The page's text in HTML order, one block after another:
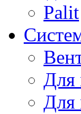
Palit
Для
Для